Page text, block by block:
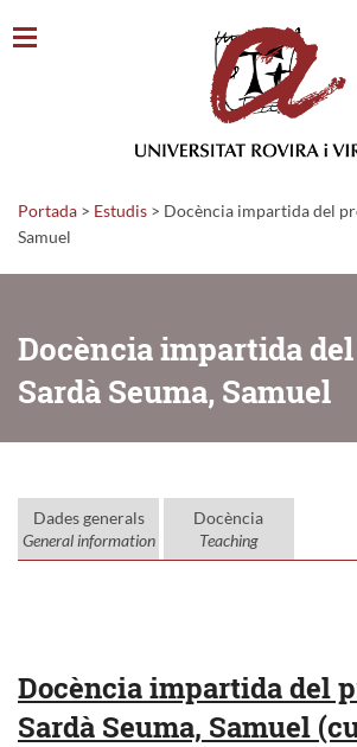
Portada > Estudis > Docència impartida del
Samuel
Docència impartida
Sardà Seuma, Samuel
Dades generals
General information
Docència
Teaching
Docència impartida del
Sardà Seuma, Samuel